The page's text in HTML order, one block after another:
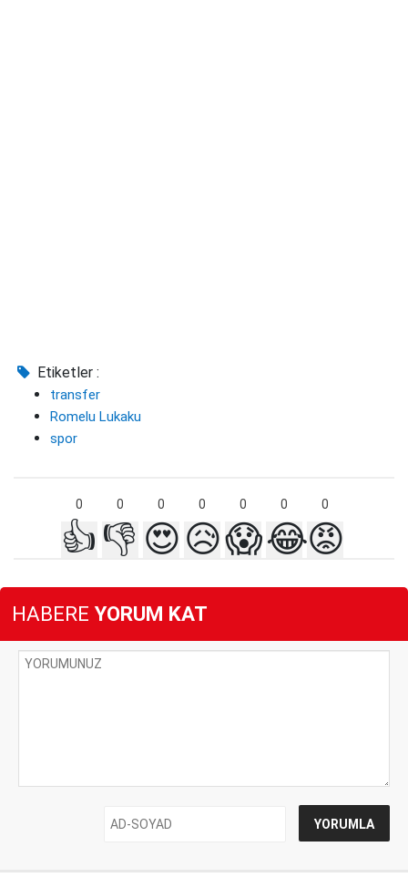
Etiketler :
transfer
Romelu Lukaku
spor
0 0 0 0 0 0 0
👍 👎 😍😥😱😂😡
HABERE YORUM KAT